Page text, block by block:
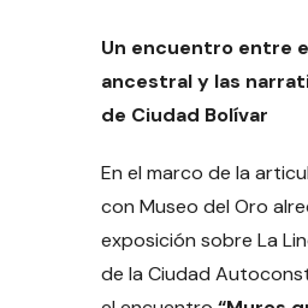
Un encuentro entre
ancestral y las
de Ciudad Bolívar
En el marco de la
con Museo del Oro
exposición sobre La
de la Ciudad